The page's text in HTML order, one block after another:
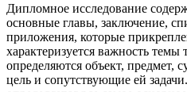
Дипломное исследование
основные главы, заключение,
приложения, которые
характеризуется важность темы
определяются объект, предмет,
цель и сопутствующие ей